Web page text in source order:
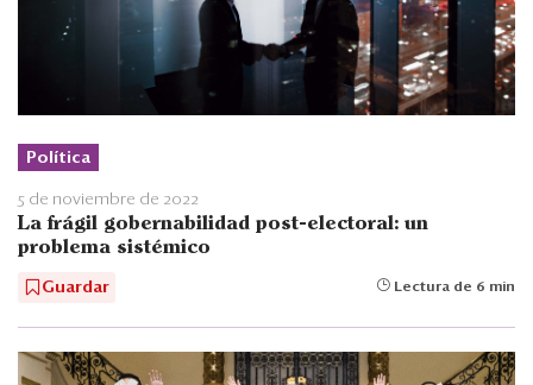
Política
5 de noviembre de 2022
La frágil gobernabilidad post-electoral: un
problema sistémico
Guardar Lectura de 6 min